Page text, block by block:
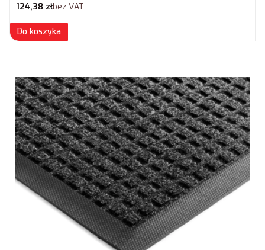
Cena netto
124,38 złbez VAT
Do koszyka